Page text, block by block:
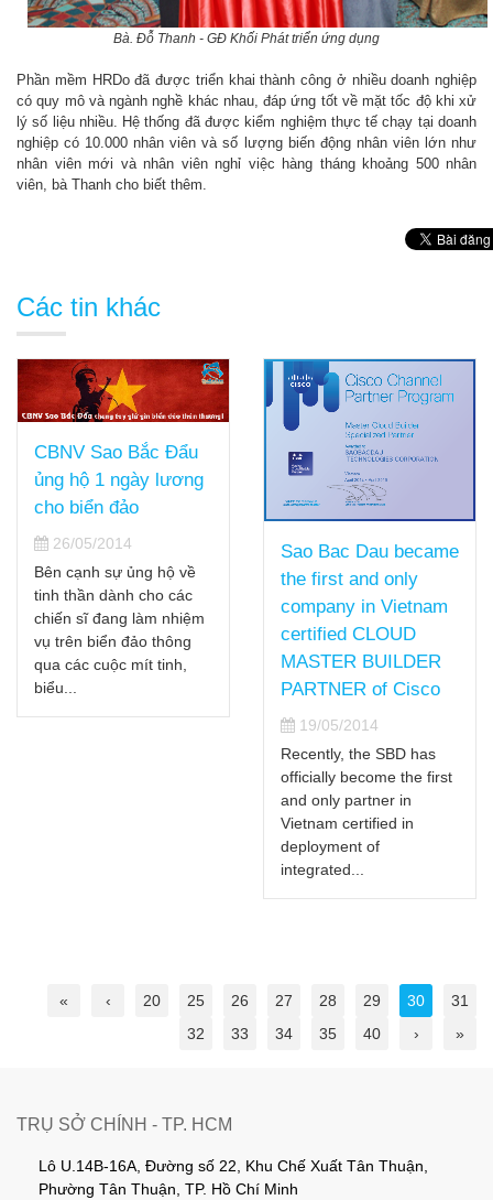
Bà. Đỗ Thanh - GĐ Khối Phát triển ứng dụng
Phần mềm HRDo đã được triển khai thành công ở nhiều doanh nghiệp
có quy mô và ngành nghề khác nhau, đáp ứng tốt về mặt tốc độ khi xử
lý số liệu nhiều. Hệ thống đã được kiểm nghiệm thực tế chạy tại doanh
nghiệp có 10.000 nhân viên và số lượng biến động nhân viên lớn như
nhân viên mới và nhân viên nghỉ việc hàng tháng khoảng 500 nhân
viên, bà Thanh cho biết thêm.
Các tin khác
CBNV Sao Bắc Đẩu
ủng hộ 1 ngày lương
cho biển đảo
26/05/2014
Bên cạnh sự ủng hộ về
tinh thần dành cho các
chiến sĩ đang làm nhiệm
vụ trên biển đảo thông
qua các cuộc mít tinh,
biểu...
Sao Bac Dau became
the first and only
company in Vietnam
certified CLOUD
MASTER BUILDER
PARTNER of Cisco
19/05/2014
Recently, the SBD has
officially become the first
and only partner in
Vietnam certified in
deployment of
integrated...
« ‹ 20 25 26 27 28 29 30
31
32
33 34 35 40 › »
TRỤ SỞ CHÍNH - TP. HCM
Lô U.14B-16A, Đường số 22, Khu Chế Xuất Tân Thuận,
Phường Tân Thuận, TP. Hồ Chí Minh